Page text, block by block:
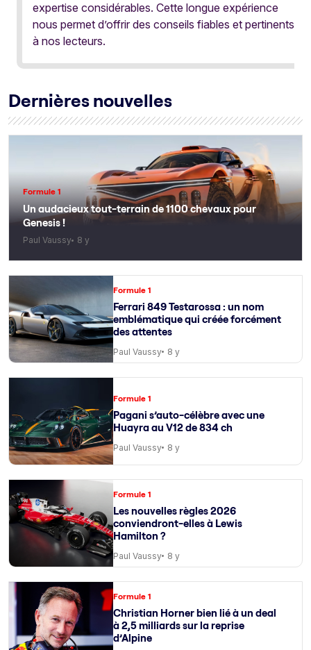
expertise considérables. Cette longue expérience
nous permet d’offrir des conseils fiables et pertinents
à nos lecteurs.
Dernières nouvelles
Formule 1
Un audacieux tout-terrain de 1100 chevaux pour
Genesis !
Paul Vaussy 8 y
Formule 1
Ferrari 849 Testarossa : un nom
emblématique qui créée forcément
des attentes
Paul Vaussy 8 y
Formule 1
Pagani s’auto-célèbre avec une
Huayra au V12 de 834 ch
Paul Vaussy 8 y
Formule 1
Les nouvelles règles 2026
conviendront-elles à Lewis
Hamilton ?
Paul Vaussy 8 y
Formule 1
Christian Horner bien lié à un deal
à 2,5 milliards sur la reprise
d’Alpine